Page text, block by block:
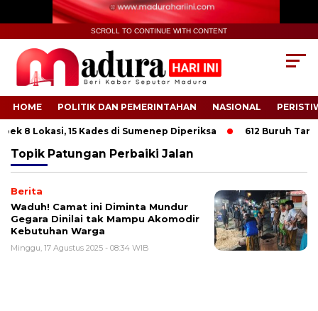
SCROLL TO CONTINUE WITH CONTENT
HOME POLITIK DAN PEMERINTAHAN NASIONAL
8 Lokasi, 15 Kades di Sumenep Diperiksa 612 Buruh Tani
Topik Patungan Perbaiki Jalan
Berita
Waduh! Camat ini Diminta Mundur
Gegara Dinilai tak Mampu Akomodir
Kebutuhan Warga
Minggu, 17 Agustus 2025 - 08:34 WIB